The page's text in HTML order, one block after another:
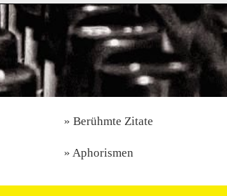
Berühmte Zitate
Aphorismen